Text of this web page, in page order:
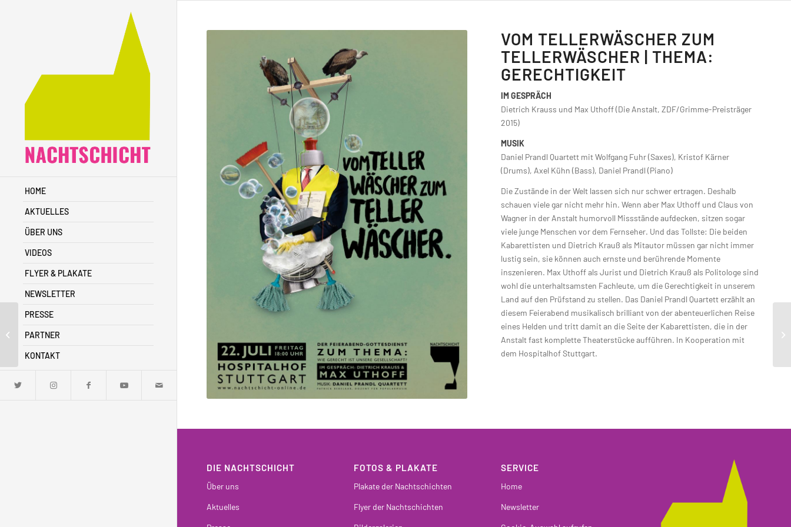
HOME
AKTUELLES
ÜBER UNS
VIDEOS
FLYER & PLAKATE
NEWSLETTER
PRESSE
PARTNER
KONTAKT
VOM TELLERWÄSCHER ZUM
TELLERWÄSCHER | THEMA:
GERECHTIGKEIT
IM GESPRÄCH
Dietrich Krauss und Max Uthoff (Die Anstalt, ZDF/Grimme-Preisträger
2015)
MUSIK
Daniel Prandl Quartett mit Wolfgang Fuhr (Saxes), Kristof Kärner
(Drums), Axel Kühn (Bass), Daniel Prandl (Piano)
Die Zustände in der Welt lassen sich nur schwer ertragen. Deshalb
schauen viele gar nicht mehr hin. Wenn aber Max Uthoff und Claus von
Wagner in der Anstalt humorvoll Missstände aufdecken, sitzen sogar
viele junge Menschen vor dem Fernseher. Und das Tollste: Die beiden
Kabarettisten und Dietrich Krauß als Mitautor müssen gar nicht immer
lustig sein, sie können auch ernste und berührende Momente
inszenieren. Max Uthoff als Jurist und Dietrich Krauß als Politologe sind
wohl die unterhaltsamsten Fachleute, um die Gerechtigkeit in unserem
Land auf den Prüfstand zu stellen. Das Daniel Prandl Quartett erzählt an
diesem Feierabend musikalisch brilliant von der abenteuerlichen Reise
eines Helden und tritt damit an die Seite der Kabarettisten, die in der
Anstalt fast komplette Theaterstücke aufführen. In Kooperation mit
dem Hospitalhof Stuttgart.
DIE NACHTSCHICHT
Über uns
Aktuelles
FOTOS & PLAKATE
Plakate der Nachtschichten
Flyer der Nachtschichten
SERVICE
Home
Newsletter
unter | Thema: